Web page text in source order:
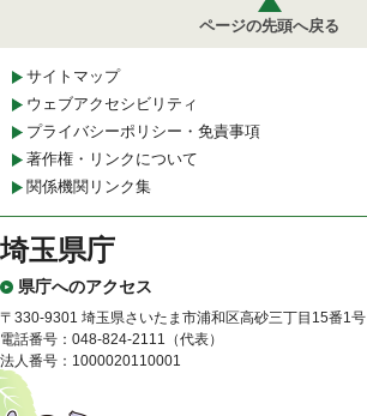
ページの先頭へ戻る
サイトマップ
ウェブアクセシビリティ
プライバシーポリシー・免責事項
著作権・リンクについて
関係機関リンク集
埼玉県庁
県庁へのアクセス
〒330-9301 埼玉県さいたま市浦和区高砂三丁目15番1号
電話番号：048-824-2111（代表）
法人番号：1000020110001